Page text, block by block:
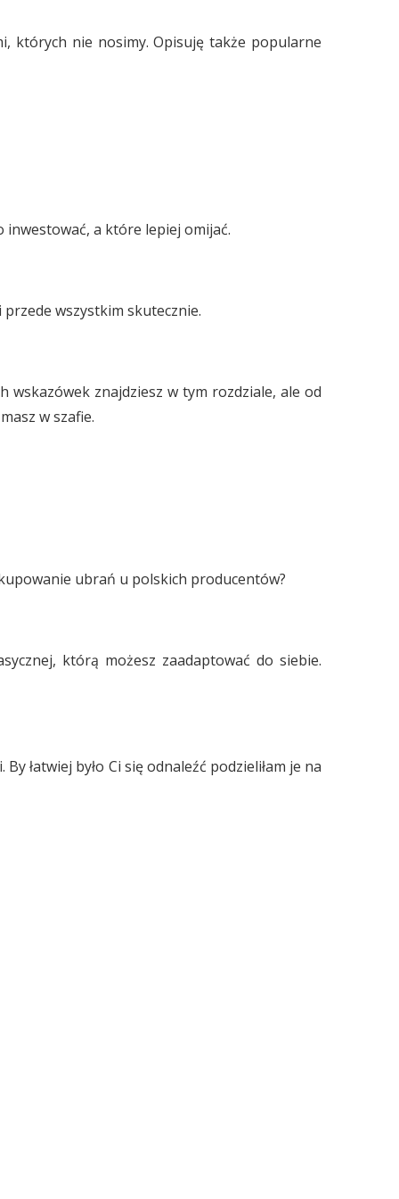
których nie nosimy. Opisuję także popularne
inwestować, a które lepiej omijać.
wszystkim skutecznie.
wskazówek znajdziesz w tym rozdziale, ale od
w szafie.
ubrań u polskich producentów?
którą możesz zaadaptować do siebie.
łatwiej było Ci się odnaleźć podzieliłam je na